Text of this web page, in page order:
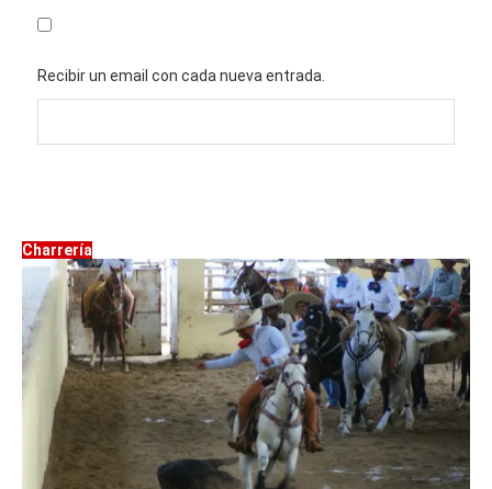
Recibir un email con cada nueva entrada.
Charrería